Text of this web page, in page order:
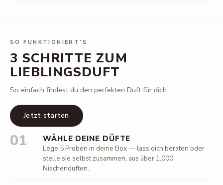
SO FUNKTIONIERT'S
3 SCHRITTE ZUM
LIEBLINGSDUFT
So einfach findest du den perfekten Duft für dich.
Jetzt starten
01 WÄHLE DEINE DÜFTE
Lege 5 Proben in deine Box — lass dich beraten oder
stelle sie selbst zusammen, aus über 1.000
Nischendüften.